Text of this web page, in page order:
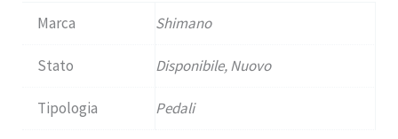
Marca
Shimano
Stato Disponibile, Nuovo
Tipologia Pedali